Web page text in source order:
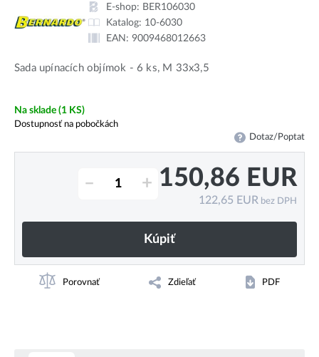
E-shop: BER106030
Katalog: 10-6030
EAN: 9009468012663
Sada upínacích objímok - 6 ks, M 33x3,5
Na sklade (1 KS)
Dostupnosť na pobočkách
Dotaz/Poptat
– + 150,86 EUR
122,65 EUR bez DPH
Kúpiť
Porovnať Zdieľať PDF